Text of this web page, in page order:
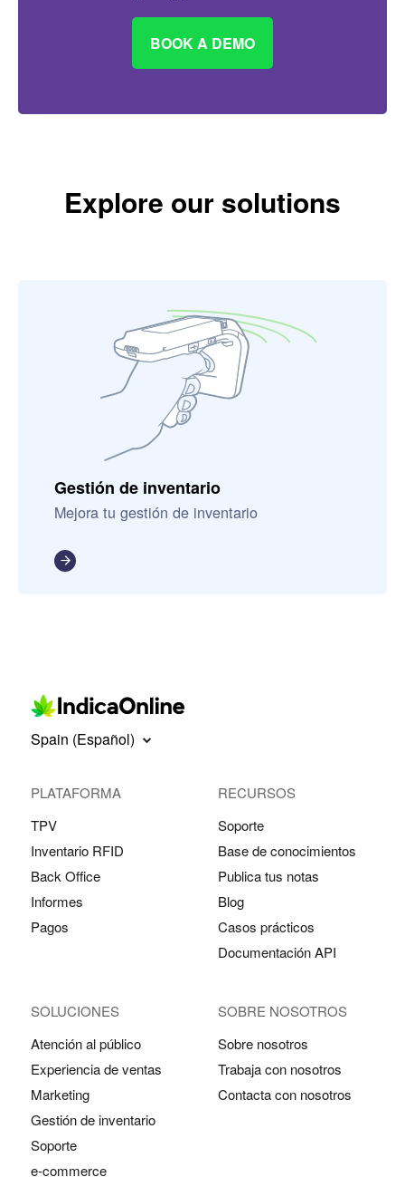
BOOK A DEMO
Explore our solutions
Gestión de inventario
Mejora tu gestión de inventario
Spain (Español)
PLATAFORMA
TPV
Inventario RFID
Back Office
Informes
Pagos
SOLUCIONES
Atención al público
Experiencia de ventas
Marketing
Gestión de inventario
Soporte
e-commerce
RECURSOS
Soporte
Base de conocimientos
Publica tus notas
Blog
Casos prácticos
Documentación API
SOBRE NOSOTROS
Sobre nosotros
Trabaja con nosotros
Contacta con nosotros